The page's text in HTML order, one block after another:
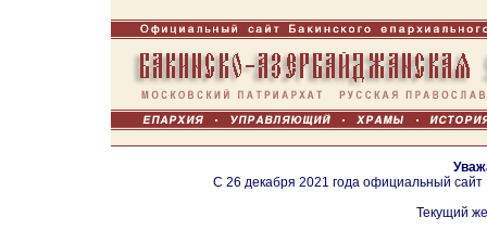
С 26 декабря 2021 года официальный
Текущий